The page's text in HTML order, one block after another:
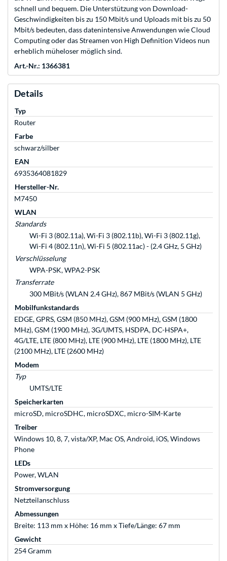
schnell und bequem. Die Unterstützung von Download-
Geschwindigkeiten bis zu 150 Mbit/s und Uploads mit bis zu 50
Mbit/s bedeuten, dass datenintensive Anwendungen wie Cloud
Computing oder das Streamen von High Definition Videos nun
erheblich müheloser möglich sind.
Art.-Nr.: 1366381
Details
Typ
Router
Farbe
schwarz/silber
EAN
6935364081829
Hersteller-Nr.
M7450
WLAN
Standards
Wi-Fi 3 (802.11a), Wi-Fi 3 (802.11b), Wi-Fi 3 (802.11g),
Wi-Fi 4 (802.11n), Wi-Fi 5 (802.11ac) - (2.4 GHz, 5 GHz)
Verschlüsselung
WPA-PSK, WPA2-PSK
Transferrate
300 MBit/s (WLAN 2.4 GHz), 867 MBit/s (WLAN 5 GHz)
Mobilfunkstandards
EDGE, GPRS, GSM (850 MHz), GSM (900 MHz), GSM (1800
MHz), GSM (1900 MHz), 3G/UMTS, HSDPA, DC-HSPA+,
4G/LTE, LTE (800 MHz), LTE (900 MHz), LTE (1800 MHz), LTE
(2100 MHz), LTE (2600 MHz)
Modem
Typ
UMTS/LTE
Speicherkarten
microSD, microSDHC, microSDXC, micro-SIM-Karte
Treiber
Windows 10, 8, 7, vista/XP, Mac OS, Android, iOS, Windows
Phone
LEDs
Power, WLAN
Stromversorgung
Netzteilanschluss
Abmessungen
Breite: 113 mm x Höhe: 16 mm x Tiefe/Länge: 67 mm
Gewicht
254 Gramm